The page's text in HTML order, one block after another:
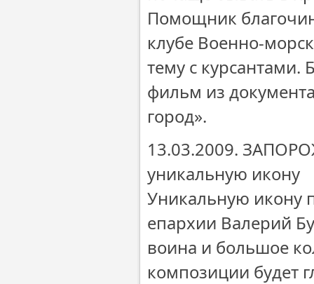
Помощник
клубе Военно-
тему с
фильм из
город».
13.03.2009.
уникальную икону
Уникальную икону
епархии Валерий
воина и большое
композиции будет